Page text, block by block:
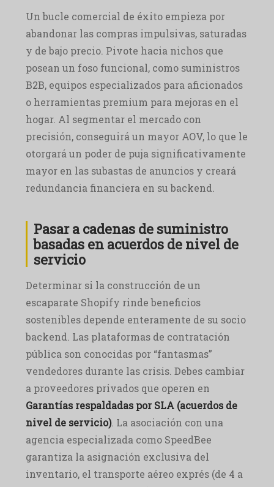
Un bucle comercial de éxito empieza por
abandonar las compras impulsivas, saturadas
y de bajo precio. Pivote hacia nichos que
posean un foso funcional, como suministros
B2B, equipos especializados para aficionados
o herramientas premium para mejoras en el
hogar. Al segmentar el mercado con
precisión, conseguirá un mayor AOV, lo que le
otorgará un poder de puja significativamente
mayor en las subastas de anuncios y creará
redundancia financiera en su backend.
Pasar a cadenas de suministro
basadas en acuerdos de nivel de
servicio
Determinar si la construcción de un
escaparate Shopify rinde beneficios
sostenibles depende enteramente de su socio
backend. Las plataformas de contratación
pública son conocidas por “fantasmas”
vendedores durante las crisis. Debes cambiar
a proveedores privados que operen en
Garantías respaldadas por SLA (acuerdos de
nivel de servicio). La asociación con una
agencia especializada como SpeedBee
garantiza la asignación exclusiva del
inventario, el transporte aéreo exprés (de 4 a